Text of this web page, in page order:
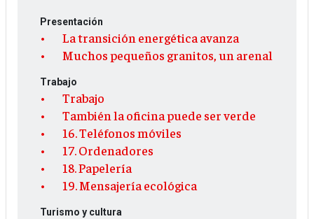
Presentación
La transición energética avanza
Muchos pequeños granitos, un arenal
Trabajo
Trabajo
También la oficina puede ser verde
16. Teléfonos móviles
17. Ordenadores
18. Papelería
19. Mensajería ecológica
Turismo y cultura